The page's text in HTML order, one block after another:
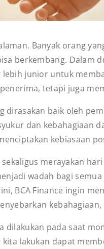
Banyak orang
berkembang.
junior untuk
tetapi juga
dirasakan baik oleh
dan kebahagiaan
kebiasaan
merayakan
wadah bagi
BCA Finance ingin
dilakukan pada saat
lakukan dapat